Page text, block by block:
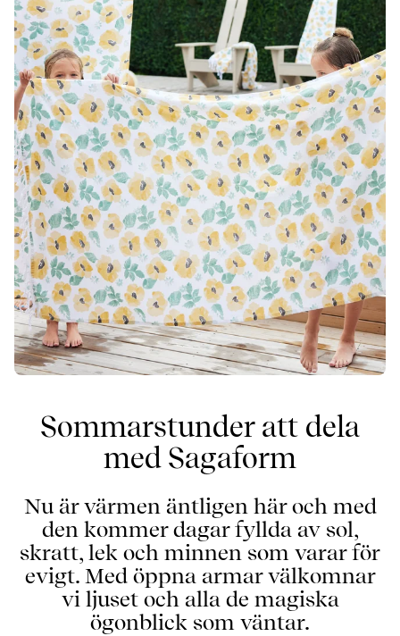
Sommarstunder att dela
med Sagaform
Nu är värmen äntligen här och med
den kommer dagar fyllda av sol,
skratt, lek och minnen som varar för
evigt. Med öppna armar välkomnar
vi ljuset och alla de magiska
ögonblick som väntar.